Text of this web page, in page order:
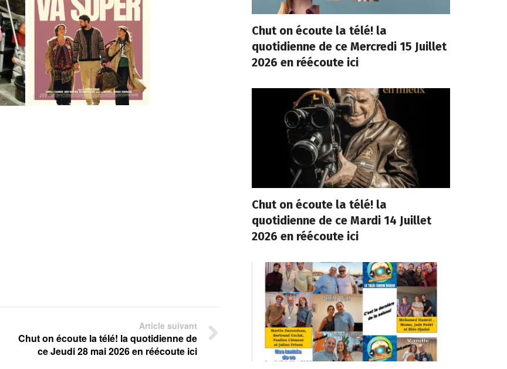
Article suivant
Chut on écoute la télé! la quotidienne de
ce Jeudi 28 mai 2026 en réécoute ici
Chut on écoute la télé! la
quotidienne de ce Mercredi 15 Juillet
2026 en réécoute ici
Chut on écoute la télé! la
quotidienne de ce Mardi 14 Juillet
2026 en réécoute ici